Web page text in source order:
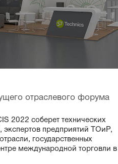
отраслевого форума
2022 соберет технических
экспертов предприятий ТОиР,
государственных
международной торговли в